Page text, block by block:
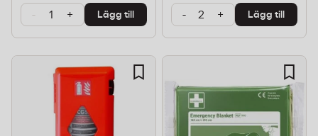
- + Lägg till - + Lägg till